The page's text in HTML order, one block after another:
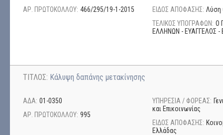
ΑΡ. ΠΡΩΤΟΚΟΛΛΟΥ: 466/295/19-1-2015
ΕΙΔΟΣ ΑΠΟΦΑΣΗΣ: Λύση
ΤΕΛΙΚΟΣ ΥΠΟΓΡΑΦΩΝ: Ο
ΕΛΛΗΝΩΝ - ΕΥΑΓΓΕΛΟΣ -
ΤΙΤΛΟΣ: Κάλυψη δαπάνης μετακίνησης
ΑΔΑ: 01-0350
ΑΡ. ΠΡΩΤΟΚΟΛΛΟΥ: 995
ΥΠΗΡΕΣΙΑ / ΦΟΡΕΑΣ:
και Επικοινωνίας
ΕΙΔΟΣ ΑΠΟΦΑΣΗΣ:
Ελλάδας